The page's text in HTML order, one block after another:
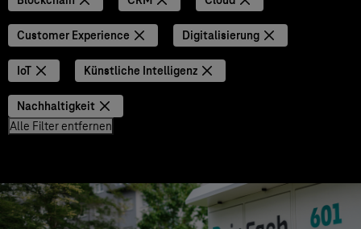
Customer Experience Digitalisierung
IoT Künstliche Intelligenz
Nachhaltigkeit
Alle Filter entfernen